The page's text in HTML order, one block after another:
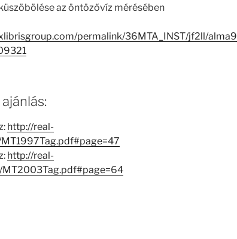
az öntözővíz mérésében
permalink/36MTA_INST/jf2ll/alma9
http://real-
http://real-